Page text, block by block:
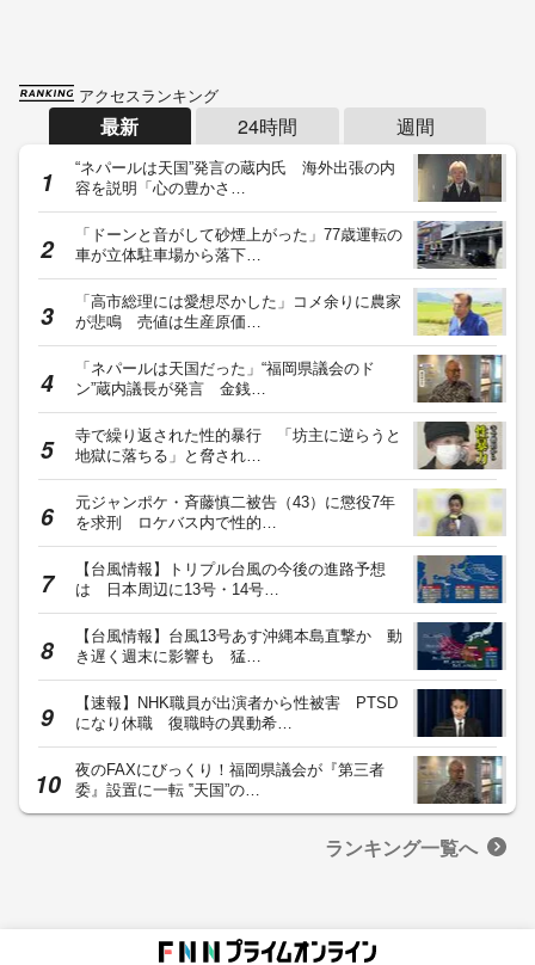
アクセスランキング
最新 24時間 週間
“ネパールは天国”発言の蔵内氏 海外出張の内
容を説明「心の豊かさ…
「ドーンと音がして砂煙上がった」77歳運転の
車が立体駐車場から落下…
「高市総理には愛想尽かした」コメ余りに農家
が悲鳴 売値は生産原価…
「ネパールは天国だった」“福岡県議会のド
ン”蔵内議長が発言 金銭…
寺で繰り返された性的暴行 「坊主に逆らうと
地獄に落ちる」と脅され…
元ジャンポケ・斉藤慎二被告（43）に懲役7年
を求刑 ロケバス内で性的…
【台風情報】トリプル台風の今後の進路予想
は 日本周辺に13号・14号…
【台風情報】台風13号あす沖縄本島直撃か 動
き遅く週末に影響も 猛…
【速報】NHK職員が出演者から性被害 PTSD
になり休職 復職時の異動希…
夜のFAXにびっくり！福岡県議会が『第三者
委』設置に一転 ‟天国”の…
ランキング一覧へ